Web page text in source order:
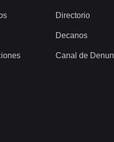
Directorio
Decanos
Canal de